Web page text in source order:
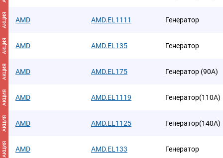
АКЦИЯ AMD AMD.EL1111 Генератор
АКЦИЯ AMD AMD.EL135 Генератор
АКЦИЯ AMD AMD.EL175 Генератор (90A)
АКЦИЯ AMD AMD.EL1119 Генератор(110A)
АКЦИЯ AMD AMD.EL1125 Генератор(140A)
АКЦИЯ AMD AMD.EL133 Генератор